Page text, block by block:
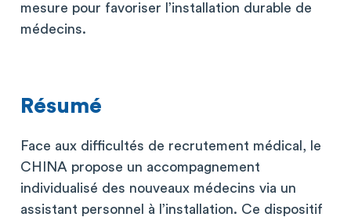
mesure pour favoriser l’installation durable de
médecins.
Résumé
Face aux difficultés de recrutement médical, le
CHINA propose un accompagnement
individualisé des nouveaux médecins via un
assistant personnel à l’installation. Ce dispositif